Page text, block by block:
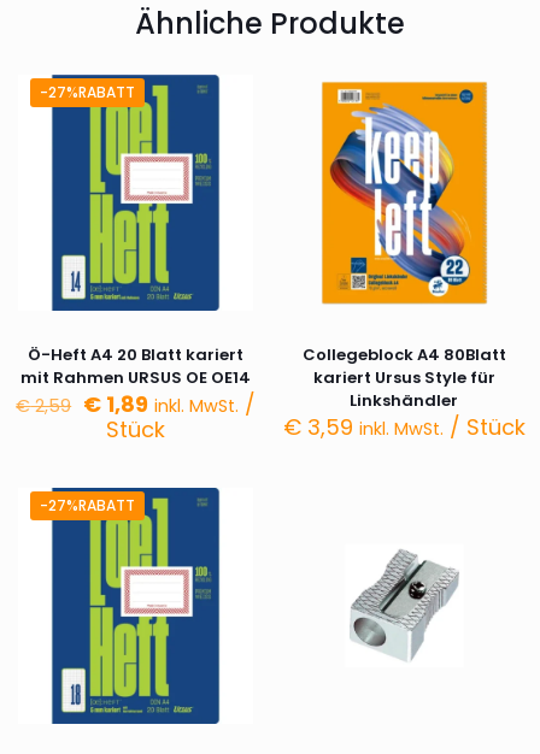
Ähnliche Produkte
-27%RABATT
Ö-Heft A4 20 Blatt kariert
mit Rahmen URSUS OE OE14
€2,59 Ursprünglicher
Preis
€ 1,89Aktueller
Preis
inkl. MwSt. /
Stück
Collegeblock A4 80Blatt
kariert Ursus Style für
Linkshändler
€3,59 inkl. MwSt. / Stück
-27%RABATT